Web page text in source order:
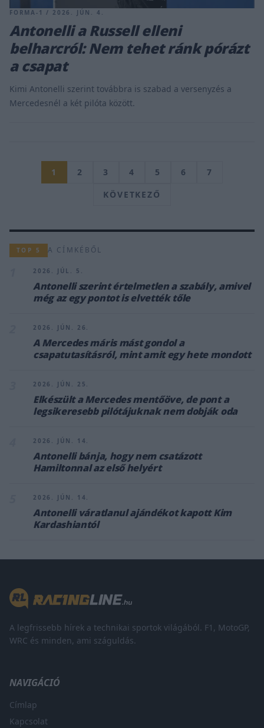
FORMA-1 / 2026. JÚN. 4.
Antonelli a Russell elleni
belharcról: Nem tehet ránk pórázt
a csapat
Kimi Antonelli szerint továbbra is szabad a versenyzés a
Mercedesnél a két pilóta között.
1 2 3 4 5 6
7
KÖVETKEZŐ
TOP 5 A CÍMKÉBŐL
2026. JÚL. 5.
Antonelli szerint értelmetlen a szabály, amivel
még az egy pontot is elvették tőle
2026. JÚN. 26.
A Mercedes máris mást gondol a
csapatutasításról, mint amit egy hete mondott
2026. JÚN. 25.
Elkészült a Mercedes mentőöve, de pont a
legsikeresebb pilótájuknak nem dobják oda
2026. JÚN. 14.
Antonelli bánja, hogy nem csatázott
Hamiltonnal az első helyért
2026. JÚN. 14.
Antonelli váratlanul ajándékot kapott Kim
Kardashiantól
A legfrissebb hírek a technikai sportok világából. F1, MotoGP,
WRC és minden, ami száguldás.
NAVIGÁCIÓ
Címlap
Kapcsolat